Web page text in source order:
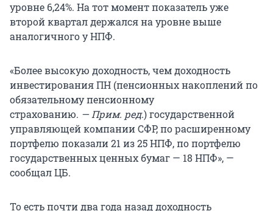
уровне 6,24%. На тот момент показатель уже
второй квартал держался на уровне выше
аналогичного у НПФ.
«Более высокую доходность, чем доходность
инвестирования ПН (пенсионных накоплений по
обязательному пенсионному
страхованию. — Прим. ред.) государственной
управляющей компании СФР, по расширенному
портфелю показали 21 из 25 НПФ, по портфелю
государственных ценных бумаг — 18 НПФ», —
сообщал ЦБ.
То есть почти два года назад доходность